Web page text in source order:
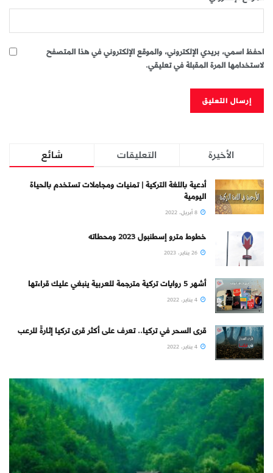
احفظ اسمي، بريدي الإلكتروني، والموقع الإلكتروني في هذا المتصفح
لاستخدامها المرة المقبلة في تعليقي.
شائع التعليقات الأخيرة
أدعية باللغة التركية | تمنيات ومجاملات تستخدم بالحياة
اليومية
خطوط مترو إسطنبول 2023 ومحطاته
أشهر 5 روايات تركية مترجمة للعربية ينبغي عليك قراءتها
قرى السحر في تركيا.. تعرف على أكثر قرى تركيا إثارةً للرعب